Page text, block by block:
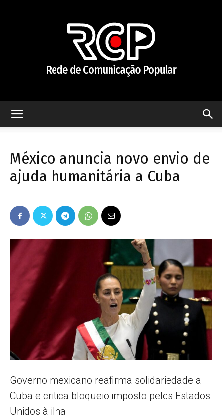
Comunicação
Popular
–
AL
México anuncia novo envio de
ajuda humanitária a Cuba
Governo mexicano reafirma solidariedade a
Cuba e critica bloqueio imposto pelos Estados
Unidos à ilha